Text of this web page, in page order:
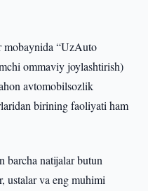
mobaynida “UzAuto
ommaviy joylashtirish)
avtomobilsozlik
birining faoliyati ham
barcha natijalar butun
ustalar va eng muhimi